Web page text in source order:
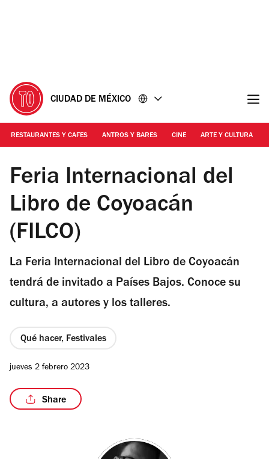
CIUDAD DE MÉXICO
RESTAURANTES Y CAFES ANTROS Y BARES CINE ARTE Y CULTURA
Foto: Cortesía Fiesta del libro y la rosa
Feria Internacional del
Libro de Coyoacán
(FILCO)
La Feria Internacional del Libro de Coyoacán
tendrá de invitado a Países Bajos. Conoce su
cultura, a autores y los talleres.
Qué hacer, Festivales
jueves 2 febrero 2023
Share